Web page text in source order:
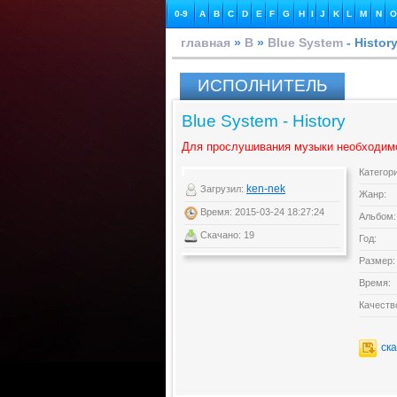
0-9 A B C D E F G H I J K L M N O
главная » B » Blue System - History
ИСПОЛНИТЕЛЬ
Blue System - History
Для прослушивания музыки
Загрузил: ken-nek
Время: 2015-03-24 18:27:24
Скачано: 19
Жанр:
Альбом:
Год:
Размер:
Время: